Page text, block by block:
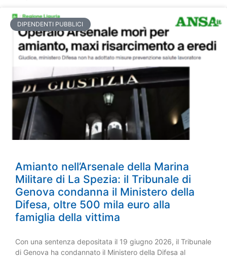
DIPENDENTI PUBBLICI
Amianto nell’Arsenale della Marina
Militare di La Spezia: il Tribunale di
Genova condanna il Ministero della
Difesa, oltre 500 mila euro alla
famiglia della vittima
Con una sentenza depositata il 19 giugno 2026, il Tribunale
di Genova ha condannato il Ministero della Difesa al